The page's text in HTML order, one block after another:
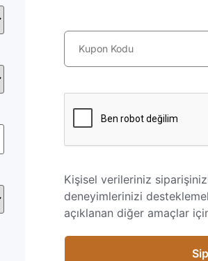
Kişisel verileriniz
deneyimlerinizi
açıklanan diğer amaçlar